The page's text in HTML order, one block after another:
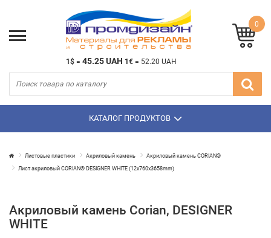
1$ = 45.25 UAH 1€ = 52.20 UAH
0
КАТАЛОГ ПРОДУКТОВ
Листовые пластики Акриловый камень Акриловый камень CORIAN®
Лист акриловый CORIAN® DESIGNER WHITE (12х760х3658mm)
Акриловый камень Corian, DESIGNER
WHITE